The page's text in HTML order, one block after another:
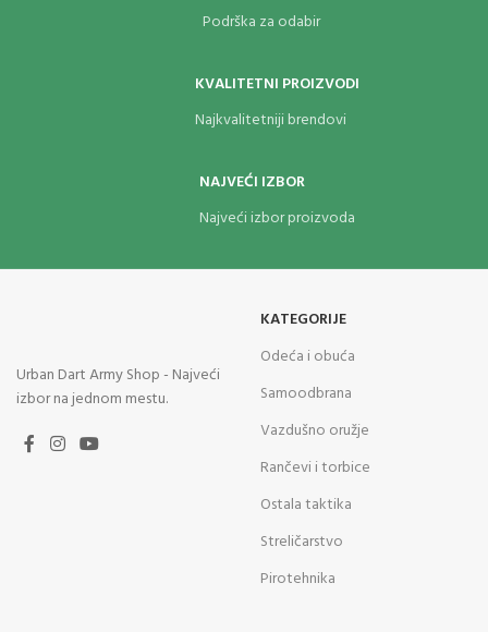
Podrška za odabir
KVALITETNI PROIZVODI
Najkvalitetniji brendovi
NAJVEĆI IZBOR
Najveći izbor proizvoda
Urban Dart Army Shop - Najveći
izbor na jednom mestu.
KATEGORIJE
Odeća i obuća
Samoodbrana
Vazdušno oružje
Rančevi i torbice
Ostala taktika
Streličarstvo
Pirotehnika